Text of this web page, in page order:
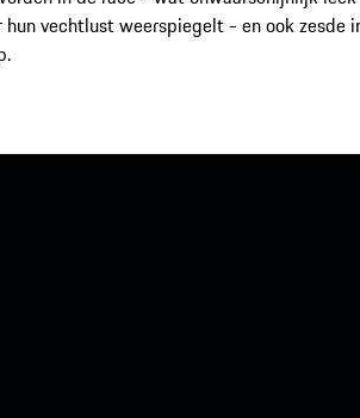
hun vechtlust weerspiegelt - en ook zesde